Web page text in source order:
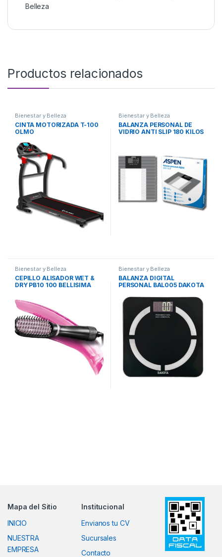
Belleza
Productos relacionados
Bienestar y Belleza
CINTA MOTORIZADA T-100
OLMO
Bienestar y Belleza
BALANZA PERSONAL DE
VIDRIO ANTI SLIP 180 KILOS
Bienestar y Belleza
CEPILLO ALISADOR WET &
DRY PB10 100 BELLISIMA
Bienestar y Belleza
BALANZA DIGITAL
PERSONAL BAL005 DAKOTA
Mapa del Sitio
INICIO
NUESTRA
EMPRESA
Institucional
Envianos tu CV
Sucursales
Contacto